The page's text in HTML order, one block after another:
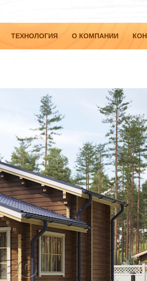
ТЕХНОЛОГИЯ О КОМПАНИИ